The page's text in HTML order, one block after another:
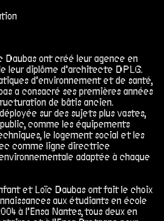
ont créé leur agence en
leur diplôme d’architecte DPLG.
d’environnement et de santé,
a consacré ses premières années
de bâtis ancien.
sur des sujets plus vastes,
comme les équipements
le logement social et les
comme ligne directrice
adaptée à chaque
et Loïc Daubas ont fait le choix
aux étudiants en école
à l’Ensa Nantes, tous deux en